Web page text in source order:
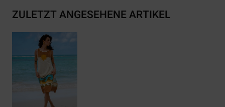
ZULETZT ANGESEHENE ARTIKEL